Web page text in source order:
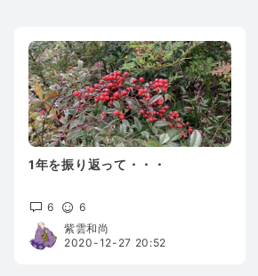
1年を振り返って・・・
6
6
紫雲和尚
2020-12-27 20:52